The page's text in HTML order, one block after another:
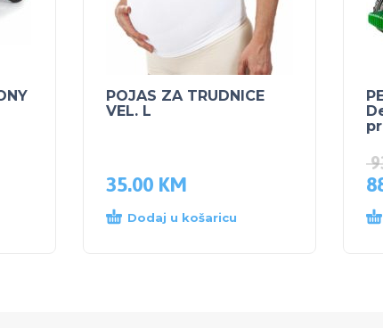
POJAS ZA TRUDNICE
VEL. L
35.00 KM
Dodaj u košaricu